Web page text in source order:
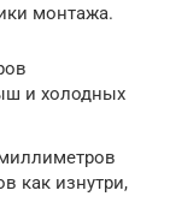
монтажа.
и холодных
как изнутри,